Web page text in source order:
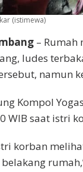
(istimewa)
– Rumah
ludes
namun
Kompol
WIB saat istri
korban